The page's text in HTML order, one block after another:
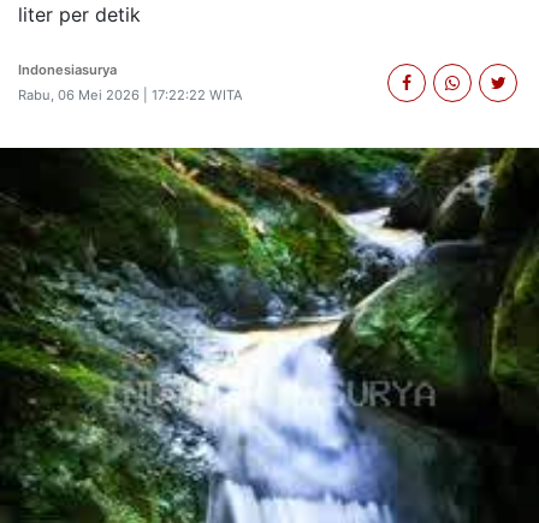
liter per detik
Indonesiasurya
Rabu, 06 Mei 2026 | 17:22:22 WITA